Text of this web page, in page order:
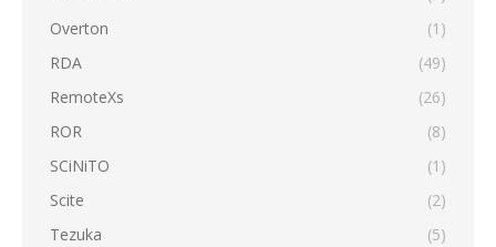
Overton
(1)
RDA
(49)
RemoteXs
(26)
ROR
(8)
SCiNiTO
(1)
Scite
(2)
Tezuka
(5)